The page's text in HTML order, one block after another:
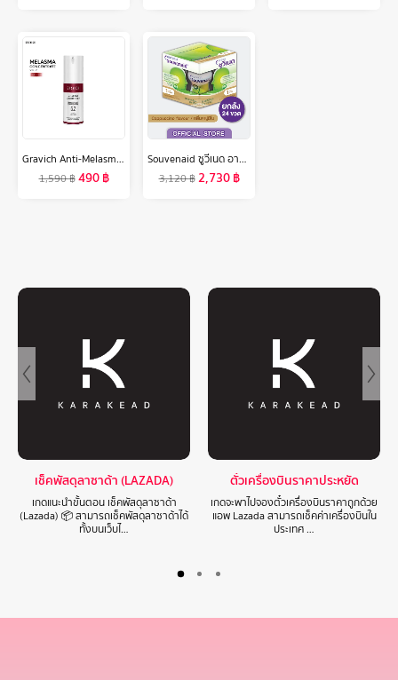
Gravich Anti-Melasma Concentrate Serum 30 ml
1,590฿490฿
Souvenaid ซูวีเนด อาหารสำหรับผู้ที่มีอาการอัลไซเมอร์ระยะเริ่มแรก กลิ่นคาปูชิโน ยกลัง (24 ขวดx125มล.) (อาหารทางการแพทย์)
3,120฿2,730฿
เช็คพัสดุลาซาด้า (LAZADA)
เกดแนะนำขั้นตอน เช็คพัสดุลาซาด้า
(Lazada) 📦 สามารถเช็คพัสดุลาซาด้าได้
ทั้งบนเว็บไ…
ตั๋วเครื่องบินราคาประหยัด
เกดจะพาไปจองตั๋วเครื่องบินราคาถูกด้วย
แอพ Lazada สามารถเช็คค่าเครื่องบินใน
ประเทศ …